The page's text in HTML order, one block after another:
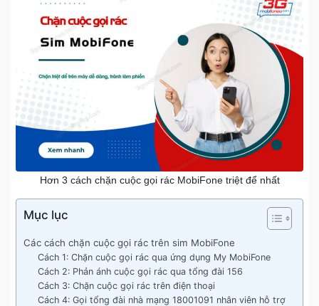
Hơn 3 cách chặn cuộc gọi rác MobiFone triệt để nhất
Mục lục
Các cách chặn cuộc gọi rác trên sim MobiFone
Cách 1: Chặn cuộc gọi rác qua ứng dụng My MobiFone
Cách 2: Phản ánh cuộc gọi rác qua tổng đài 156
Cách 3: Chặn cuộc gọi rác trên điện thoại
Cách 4: Gọi tổng đài nhà mạng 18001091 nhân viên hỗ trợ